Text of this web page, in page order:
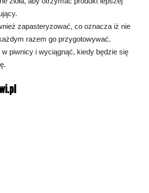
zapasteryzować, co oznacza iż nie
razem go przygotowywać.
piwnicy i wyciągnąć, kiedy będzie się